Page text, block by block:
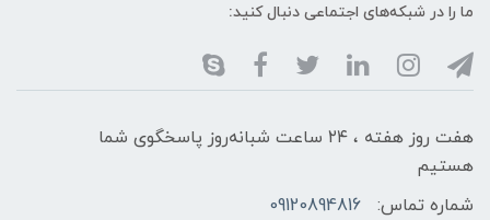
ما را در شبکه‌های اجتماعی دنبال کنید:
هفت روز هفته ، ۲۴ ساعت شبانه‌روز پاسخگوی شما
هستیم
شماره تماس:
09120894816